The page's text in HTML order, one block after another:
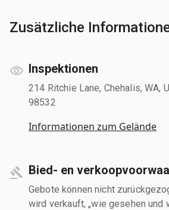
Zusätzliche
Inspektionen
214 Ritchie Lane, Chehalis, WA,
98532
Informationen zum Gelände
Bied- en
Gebote können nicht
wird verkauft, „wie gesehen und